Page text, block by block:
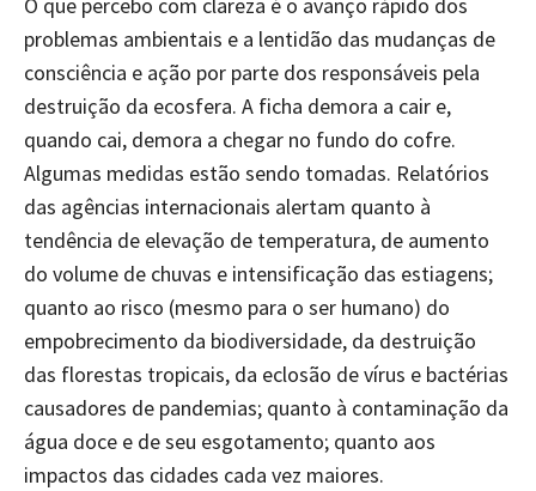
O que percebo com clareza é o avanço rápido dos
problemas ambientais e a lentidão das mudanças de
consciência e ação por parte dos responsáveis pela
destruição da ecosfera. A ficha demora a cair e,
quando cai, demora a chegar no fundo do cofre.
Algumas medidas estão sendo tomadas. Relatórios
das agências internacionais alertam quanto à
tendência de elevação de temperatura, de aumento
do volume de chuvas e intensificação das estiagens;
quanto ao risco (mesmo para o ser humano) do
empobrecimento da biodiversidade, da destruição
das florestas tropicais, da eclosão de vírus e bactérias
causadores de pandemias; quanto à contaminação da
água doce e de seu esgotamento; quanto aos
impactos das cidades cada vez maiores.